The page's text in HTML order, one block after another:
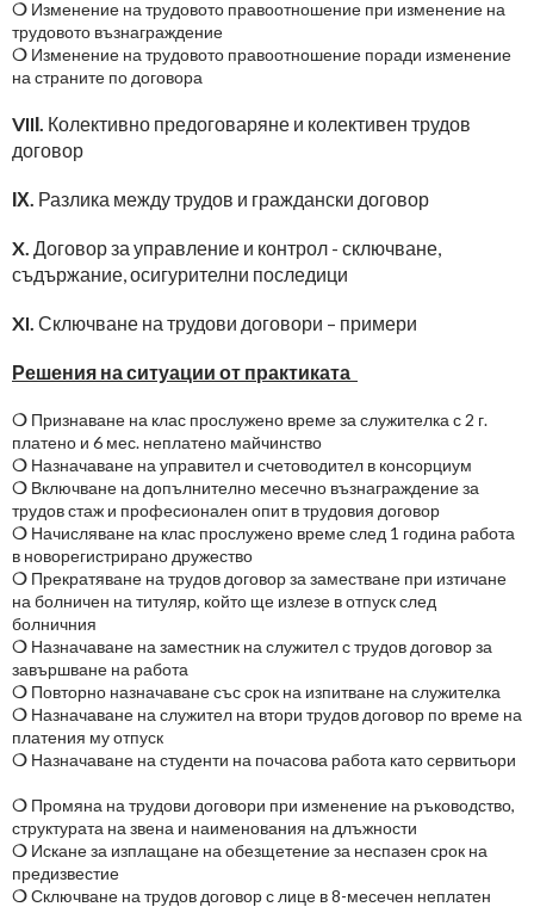
❍ Изменение на трудовото правоотношение при изменение на
трудовото възнаграждение
❍ Изменение на трудовото правоотношение поради изменение
на страните по договора
VIIІ. Колективно предоговаряне и колективен трудов
договор
ІХ. Разлика между трудов и граждански договор
X. Договор за управление и контрол - сключване,
съдържание, осигурителни последици
XI. Сключване на трудови договори – примери
Решения на ситуации от практиката
❍ Признаване на клас прослужено време за служителка с 2 г.
платено и 6 мес. неплатено майчинство
❍ Назначаване на управител и счетоводител в консорциум
❍ Включване на допълнително месечно възнаграждение за
трудов стаж и професионален опит в трудовия договор
❍ Начисляване на клас прослужено време след 1 година работа
в новорегистрирано дружество
❍ Прекратяване на трудов договор за заместване при изтичане
на болничен на титуляр, който ще излезе в отпуск след
болничния
❍ Назначаване на заместник на служител с трудов договор за
завършване на работа
❍ Повторно назначаване със срок на изпитване на служителка
❍ Назначаване на служител на втори трудов договор по време на
платения му отпуск
❍ Назначаване на студенти на почасова работа като сервитьори
❍ Промяна на трудови договори при изменение на ръководство,
структурата на звена и наименования на длъжности
❍ Искане за изплащане на обезщетение за неспазен срок на
предизвестие
❍Сключване на трудов договор с лице в 8-месечен неплатен